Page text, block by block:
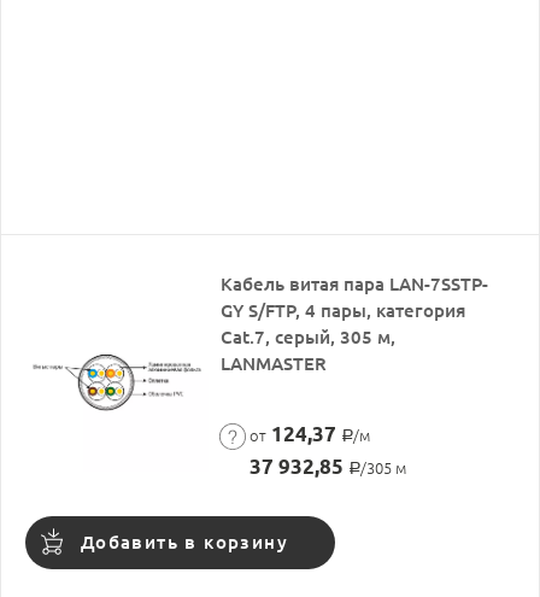
Кабель витая пара LAN-7SSTP-
GY S/FTP, 4 пары, категория
Cat.7, серый, 305 м,
LANMASTER
от 124,37 Р/м
37 932,85 Р/305 м
Добавить в корзину